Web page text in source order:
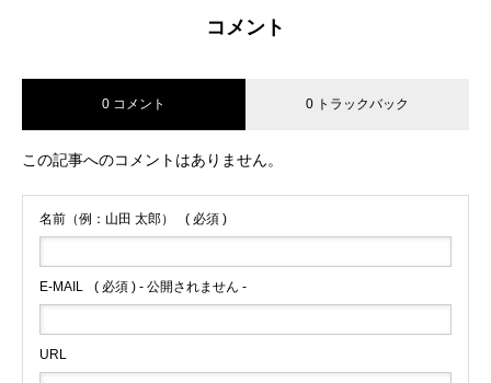
コメント
0 コメント 0 トラックバック
この記事へのコメントはありません。
名前（例：山田 太郎） ( 必須 )
E-MAIL ( 必須 ) - 公開されません -
URL